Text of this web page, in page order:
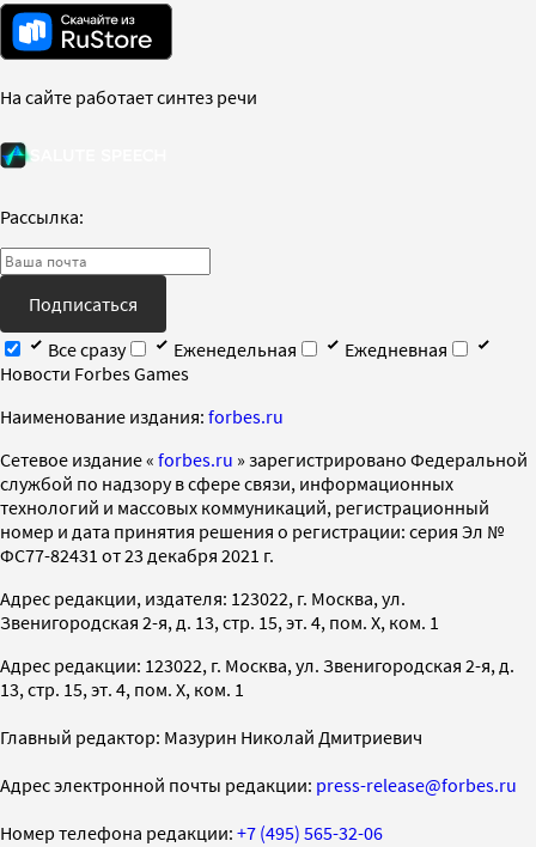
На сайте работает синтез речи
Рассылка:
Подписаться
Все сразу
Еженедельная
Ежедневная
Новости Forbes Games
Наименование издания: forbes.ru
Cетевое издание « forbes.ru » зарегистрировано Федеральной
службой по надзору в сфере связи, информационных
технологий и массовых коммуникаций, регистрационный
номер и дата принятия решения о регистрации: серия Эл №
ФС77-82431 от 23 декабря 2021 г.
Адрес редакции, издателя: 123022, г. Москва, ул.
Звенигородская 2-я, д. 13, стр. 15, эт. 4, пом. X, ком. 1
Адрес редакции: 123022, г. Москва, ул. Звенигородская 2-я, д.
13, стр. 15, эт. 4, пом. X, ком. 1
Главный редактор: Мазурин Николай Дмитриевич
Адрес электронной почты редакции: press-release@forbes.ru
Номер телефона редакции: +7 (495) 565-32-06